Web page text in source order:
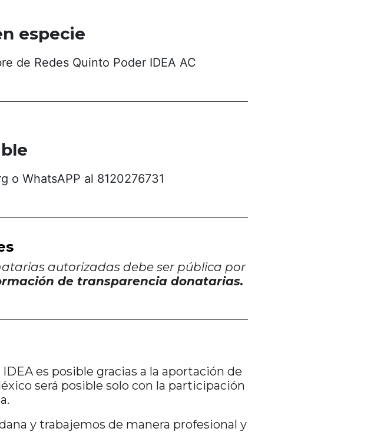
especie
de Redes Quinto Poder IDEA AC
o WhatsAPP al 8120276731
autorizadas debe ser pública por
de transparencia donatarias.
es posible gracias a la aportación de
será posible solo con la participación
y trabajemos de manera profesional y